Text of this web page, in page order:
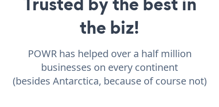
the biz!
POWR has helped over a half million
businesses on every continent
(besides Antarctica, because of course not)